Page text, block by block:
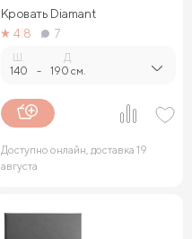
Кровать Diamant
4.8
7
140 -
Д.
190 см.
Доступно онлайн, доставка 19
августа